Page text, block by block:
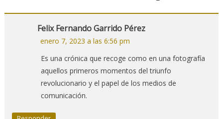
Felix Fernando Garrido Pérez
enero 7, 2023 a las 6:56 pm
Es una crónica que recoge como en una fotografía
aquellos primeros momentos del triunfo
revolucionario y el papel de los medios de
comunicación.